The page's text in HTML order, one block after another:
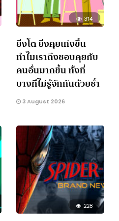
314
ยิ่งโต ยิ่งคุยเก่งขึ้น
ทำไมเราถึงชอบคุยกับ
คนอื่นมากขึ้น ทั้งที่
บางทีไม่รู้จักกันด้วยซ้ำ
3 August 2026
228